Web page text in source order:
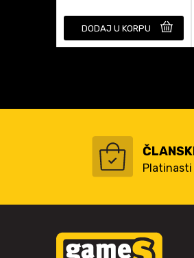
DODAJ U KORPU